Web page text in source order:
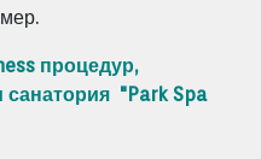
процедур,
"Park Spa